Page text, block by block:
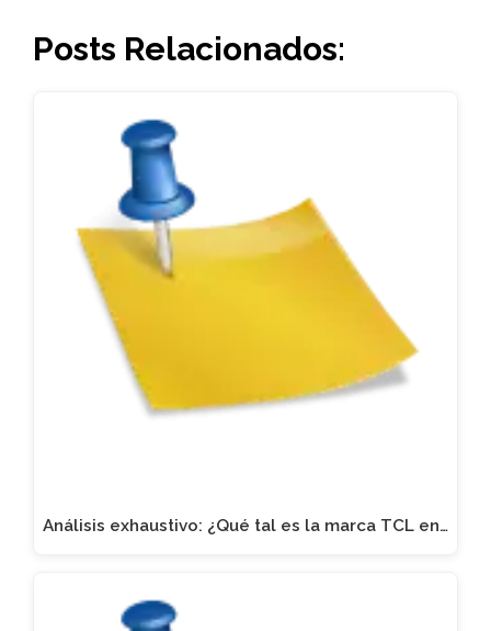
Posts Relacionados:
Análisis exhaustivo: ¿Qué tal es la marca TCL en…